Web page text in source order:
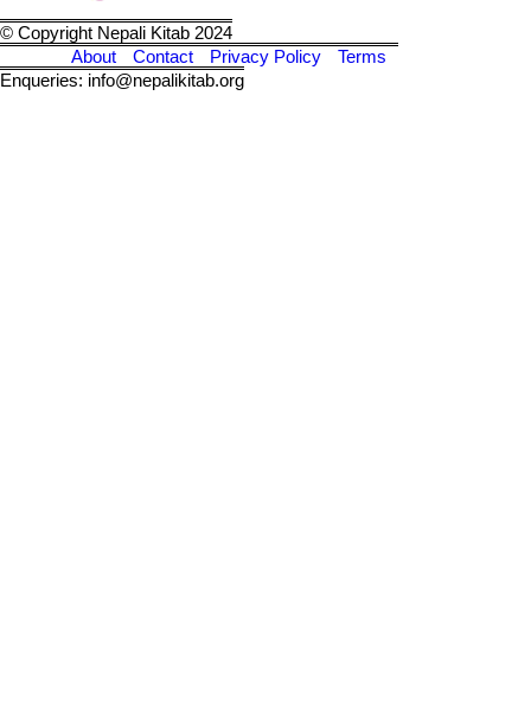
© Copyright Nepali Kitab 2024
About
Contact Privacy Policy
Terms
Enqueries: info@nepalikitab.org